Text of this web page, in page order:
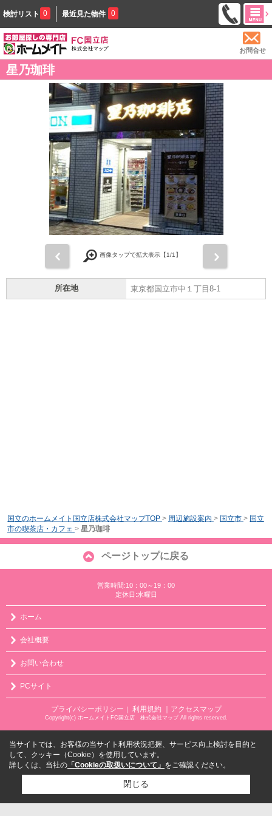
検討リスト 0 最近見た物件 0
お問合せ
星乃珈琲
画像タップで拡大表示【1/1】
所在地 東京都国立市中１丁目8-1
国立のホームメイト国立店株式会社マップTOP > 周辺施設案内 > 国立市 > 国立
市の喫茶店・カフェ > 星乃珈琲
ページトップに戻る
営業時間:10：00～19：00
定休日:水曜日
ホーム
会社概要
お問い合わせ
PCサイト
プライバシーポリシー ｜ 利用規約 ｜アクセスマップ
Copyright(c) ホームメイトFC国立店 株式会社マップ All rights reserved.
当サイトでは、お客様の当サイト利用状況把握、サービス向上検討を目的と
して、クッキー（Cookie）を使用しています。
詳しくは、当社の 「Cookieの取扱いについて」 をご確認ください。
閉じる